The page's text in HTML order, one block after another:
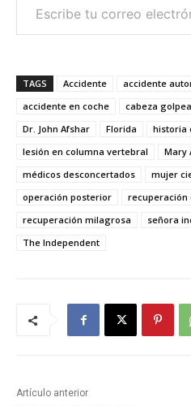
TAGS Accidente
accidente
accidente en coche
cabeza
Dr. John Afshar
Florida
historia
lesión en columna vertebral
Mary
médicos desconcertados
mujer
operación posterior
recuperación
recuperación milagrosa
señora
The Independent
Artículo anterior